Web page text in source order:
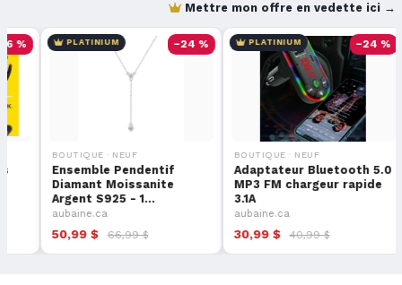
Mettre mon offre en vedette ici →
−66 %
tournevis
PLATINIUM −24 %
BOUTIQUE · NEUF
Ensemble Pendentif
Diamant Moissanite
Argent S925 - 1…
aubaine.ca
50,99 $
PLATINIUM
BOUTIQUE · NEUF
Adaptateur
MP3 FM chargeur
aubaine.ca
30,99 $